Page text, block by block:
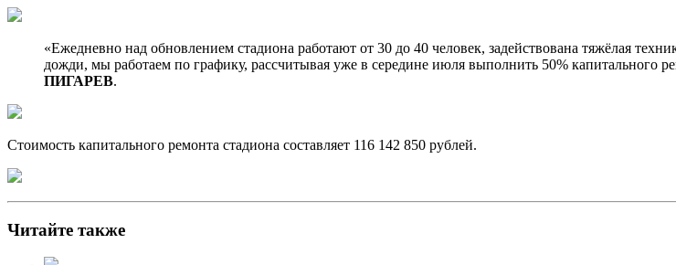
«Ежедневно над обновлением стадиона работают от 30 до 40 человек, задействована тяжёлая
дожди, мы работаем по графику, рассчитывая уже в середине июля выполнить 50% капитального
ПИГАРЕВ.
Стоимость капитального ремонта стадиона составляет 116 142 850 рублей.
Читайте также